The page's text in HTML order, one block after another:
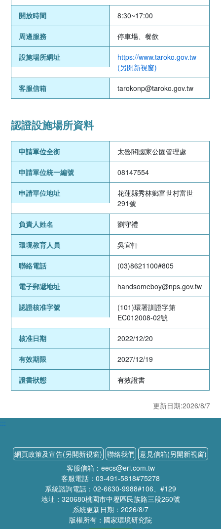
開放時間 8:30~17:00
周邊服務 停車場、餐飲
設施場所網址
https://www.taroko.gov.tw
(另開新視窗)
客服信箱 tarokonp@taroko.gov.tw
認證設施場所資料
申請單位全銜 太魯閣國家公園管理處
申請單位統一編號 08147554
申請單位地址
花蓮縣秀林鄉富世村富世
291號
負責人姓名 劉守禮
環境教育人員 吳宜軒
聯絡電話 (03)8621100#805
電子郵遞地址 handsomeboy@nps.gov.tw
認證核准字號
(101)環署訓證字第
EC012008-02號
核准日期 2022/12/20
有效期限 2027/12/19
證書狀態 有效證書
更新日期:2026/8/7
:::
網頁政策及宣告(另開新視窗) 聯絡我們 意見信箱(另開新視窗)
客服信箱：eecs@eri.com.tw
客服電話：03-491-5818#75278
系統諮詢電話：02-6630-9988#106、#129
地址：320680桃園市中壢區民族路三段260號
系統更新日期：2026/8/7
版權所有：國家環境研究院